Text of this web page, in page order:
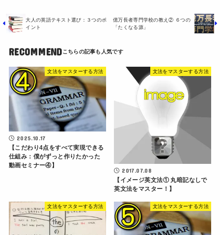
大人の英語テキスト選び：３つのポ
イント
億万長者専門学校の教え② ６つの
「たくなる源」
RECOMMEND
文法をマスターする方法
2025.10.17
【こだわり4点をすべて実現できる
仕組み：僕がずっと作りたかった
動画セミナー④】
文法をマスターする方法
2017.07.08
【イメージ英文法① 丸暗記なしで
英文法をマスター！】
文法をマスターする方法 文法をマスターする方法